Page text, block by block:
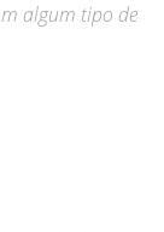
algum tipo de